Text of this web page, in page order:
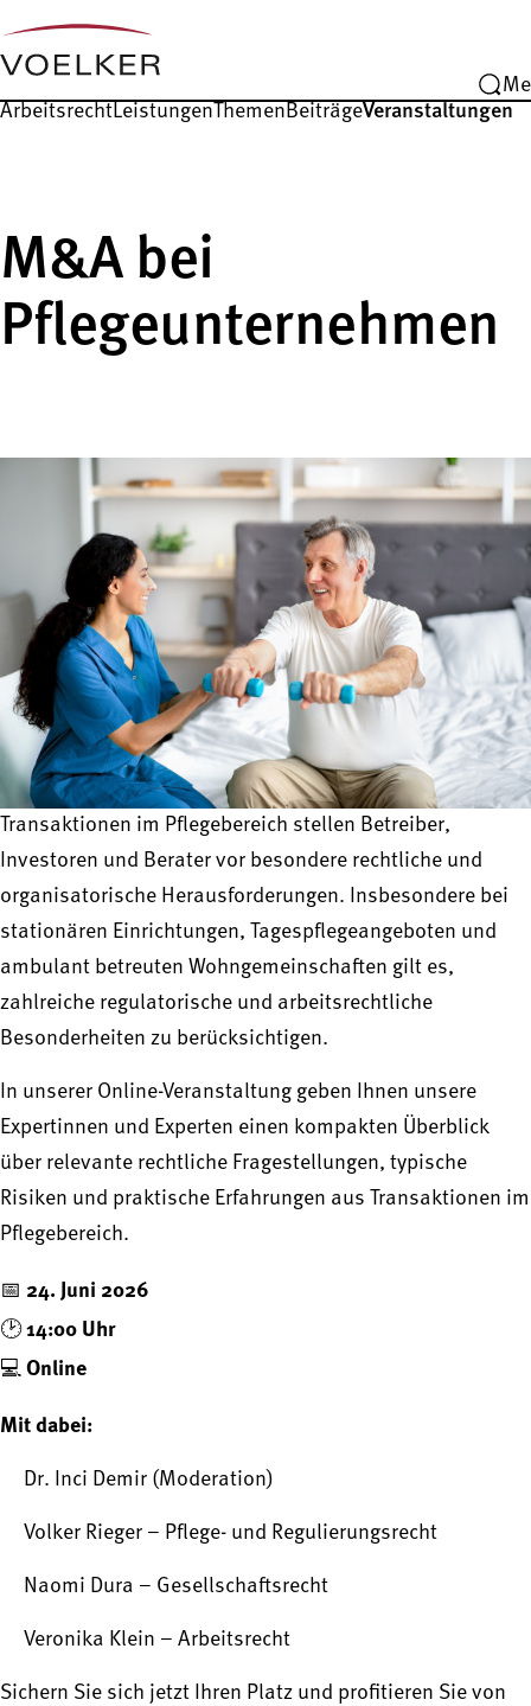
ArbeitsrechtLeistungenThemenBeiträgeVeranstaltungen
M&A bei
Pflegeunternehmen
Transaktionen im Pflegebereich stellen Betreiber,
Investoren und Berater vor besondere rechtliche und
organisatorische Herausforderungen. Insbesondere bei
stationären Einrichtungen, Tagespflegeangeboten und
ambulant betreuten Wohngemeinschaften gilt es,
zahlreiche regulatorische und arbeitsrechtliche
Besonderheiten zu berücksichtigen.
In unserer Online-Veranstaltung geben Ihnen unsere
Expertinnen und Experten einen kompakten Überblick
über relevante rechtliche Fragestellungen, typische
Risiken und praktische Erfahrungen aus Transaktionen im
Pflegebereich.
📅 24. Juni 2026
🕑14:00 Uhr
💻 Online
Mit dabei:
Dr. Inci Demir (Moderation)
Volker Rieger – Pflege- und Regulierungsrecht
Naomi Dura – Gesellschaftsrecht
Veronika Klein – Arbeitsrecht
Sichern Sie sich jetzt Ihren Platz und profitieren Sie von